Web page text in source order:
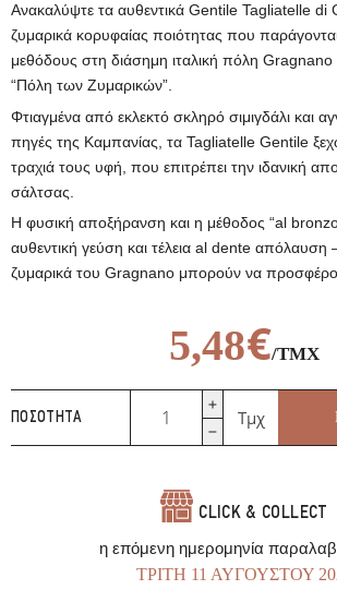
Ανακαλύψτε τα αυθεντικά Gentile Tagliatelle di
ζυμαρικά κορυφαίας ποιότητας που
μεθόδους στη διάσημη ιταλική πόλη
“Πόλη των Ζυμαρικών”.
Φτιαγμένα από εκλεκτό σκληρό σιμιγδάλι και
πηγές της Καμπανίας, τα Tagliatelle Gentile
τραχιά τους υφή, που επιτρέπει την ιδανική
σάλτσας.
Η φυσική αποξήρανση και η μέθοδος “al
αυθεντική γεύση και τέλεια al dente
ζυμαρικά του Gragnano μπορούν να
5,48€/ΤΜΧ
ΠΟΣΌΤΗΤΑ
Ταλιατέλες
Gragnano
ποσότητα
Τμχ
CLICK & COLLECT
η επόμενη ημερομηνία
ΤΡΊΤΗ 11 ΑΥΓΟΎΣΤΟΥ